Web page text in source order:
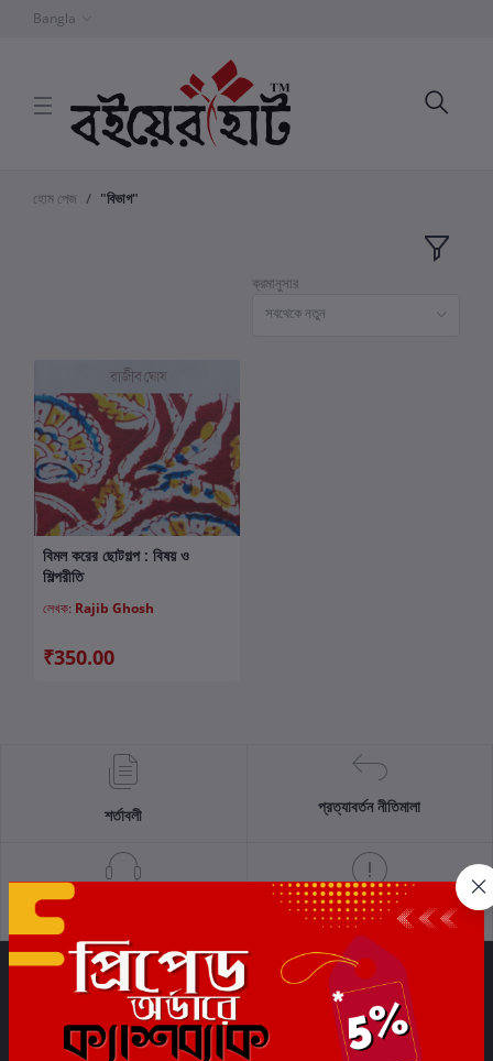
Bangla
হোম পেজ "বিভাগ"
ক্রমানুসার
সবথেকে নতুন
কার্টে যোগ করুন
বিমল করের ছোটগল্প : বিষয় ও
শিল্পরীতি
লেখক: Rajib Ghosh
₹350.00
শর্তাবলী প্রত্যাবর্তন নীতিমালা
গোপনীয়তা নীতি